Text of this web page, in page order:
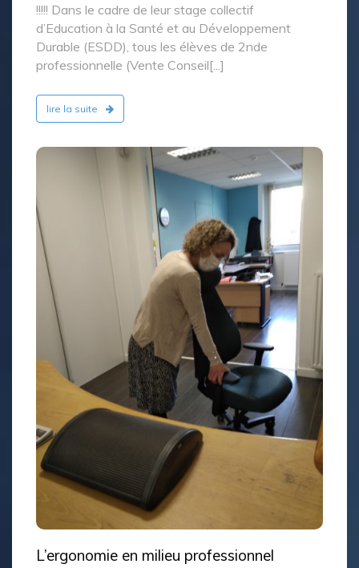
!!!!! Dans le cadre de leur stage collectif
d’Education à la Santé et au Développement
Durable (ESDD), tous les élèves de 2nde
professionnelle (Vente Conseil[...]
lire la suite
L’ergonomie en milieu professionnel